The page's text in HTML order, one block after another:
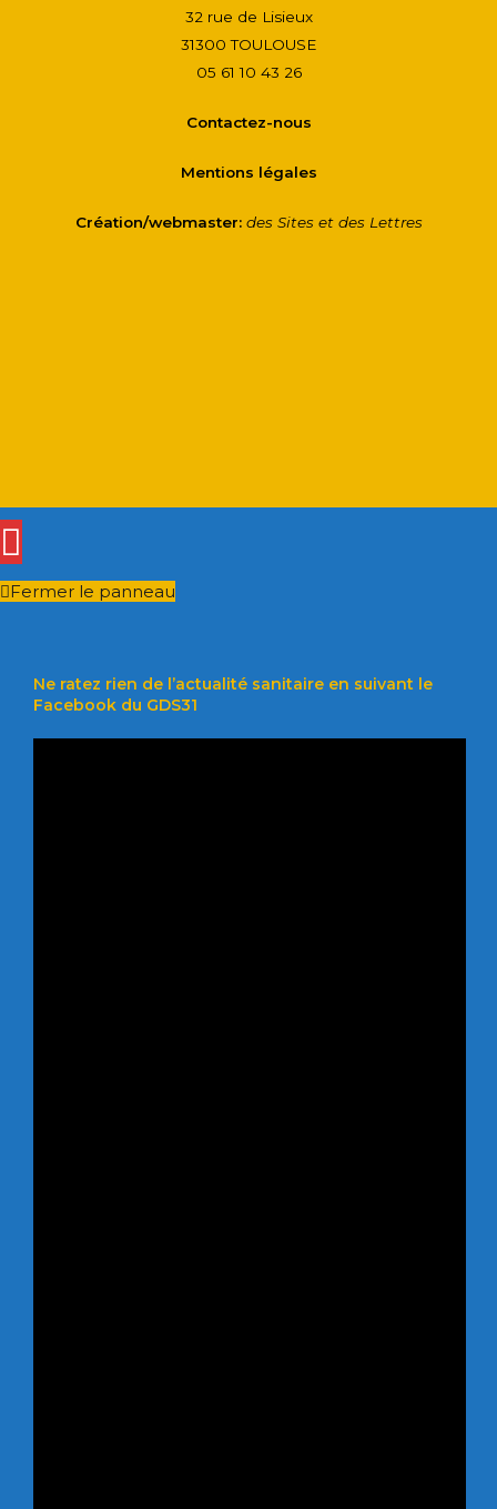
32 rue de Lisieux
31300 TOULOUSE
05 61 10 43 26
Contactez-nous
Mentions légales
Création/webmaster: des Sites et des Lettres
Fermer le panneau
Ne ratez rien de l’actualité sanitaire en suivant le
Facebook du GDS31